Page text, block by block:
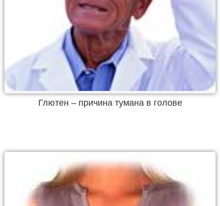
Глютен – причина тумана в голове